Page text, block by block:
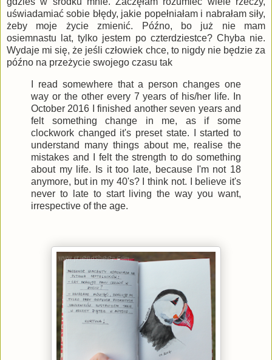
uświadamiać sobie błędy, jakie popełniałam i nabrałam siły,
żeby moje życie zmienić. Późno, bo już nie mam
osiemnastu lat, tylko jestem po czterdziestce? Chyba nie.
Wydaje mi się, że jeśli człowiek chce, to nigdy nie będzie za
późno na przeżycie swojego czasu tak
I read somewhere that a person changes one
way or the other every 7 years of his/her life. In
October 2016 I finished another seven years and
felt something change in me, as if some
clockwork changed it's preset state. I started to
understand many things about me, realise the
mistakes and I felt the strength to do something
about my life. Is it too late, because I'm not 18
anymore, but in my 40's? I think not. I believe it's
never to late to start living the way you want,
irrespective of the age.